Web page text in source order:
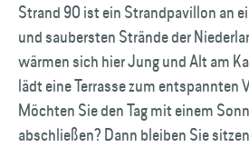
Strand 90 ist ein Strandpavillon an
und saubersten Strände der
wärmen sich hier Jung und Alt am
lädt eine Terrasse zum entspannten
Möchten Sie den Tag mit einem
abschließen? Dann bleiben Sie